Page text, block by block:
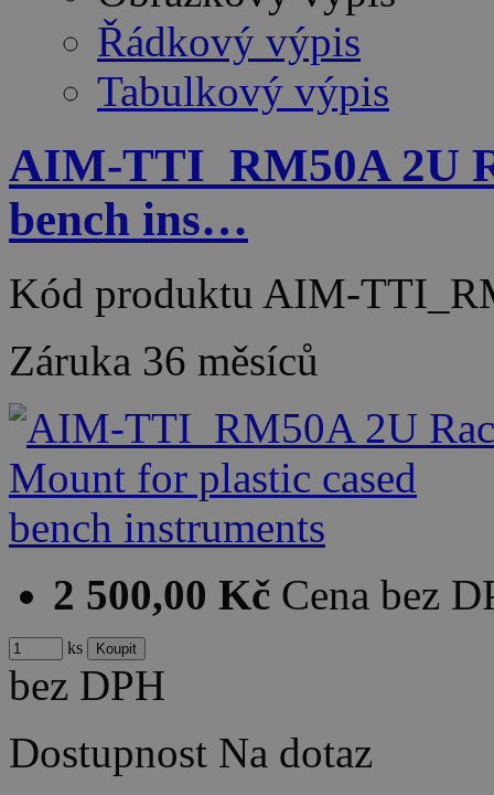
Řádkový výpis
Tabulkový výpis
AIM-TTI_RM50A 2U
bench ins…
Kód produktu AIM-
Záruka 36 měsíců
2 500,00 Kč Cena bez
ks
bez DPH
Dostupnost Na dotaz